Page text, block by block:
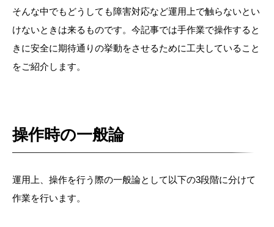
そんな中でもどうしても障害対応など運用上で触らないとい
けないときは来るものです。今記事では手作業で操作すると
きに安全に期待通りの挙動をさせるために工夫していること
をご紹介します。
操作時の一般論
運用上、操作を行う際の一般論として以下の3段階に分けて
作業を行います。